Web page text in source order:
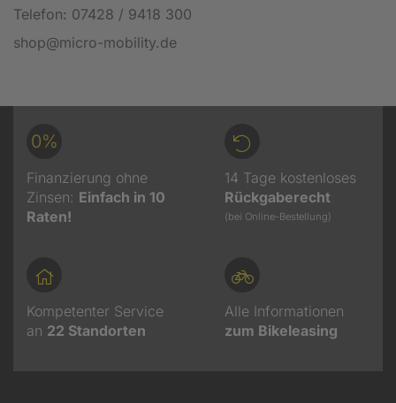
Telefon: 07428 / 9418 300
shop@micro-mobility.de
0%
Finanzierung ohne
Zinsen: Einfach in 10
Raten!
14 Tage kostenloses
Rückgaberecht
(bei Online-Bestellung)
Kompetenter Service
an 22 Standorten
Alle Informationen
zum Bikeleasing